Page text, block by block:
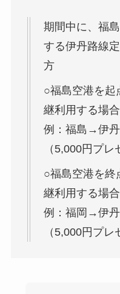
期間中に、福
する伊丹路線
方
○福島空港を起
継利用する場合
例：福島→伊
（5,000円プレ
○福島空港を終
継利用する場合
例：福岡→伊
（5,000円プレ